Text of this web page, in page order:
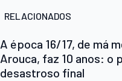
RELACIONADOS
A época 16/17, de má
Arouca, faz 10 anos: o
desastroso final